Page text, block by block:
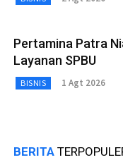
Pertamina Patra
Layanan SPBU
BISNIS 1 Agt 2026
BERITA